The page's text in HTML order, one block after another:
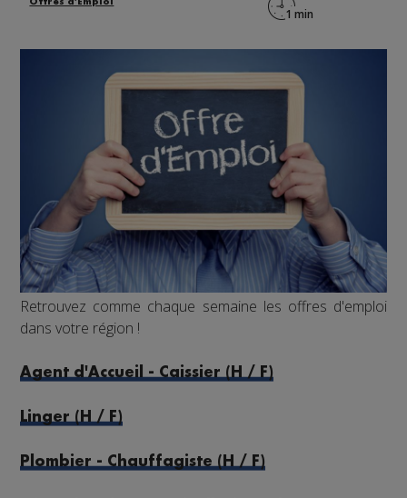
Offres d'Emploi
Retrouvez comme chaque semaine les offres d'emploi
dans votre région !
Agent d'Accueil - Caissier (H / F)
Linger (H / F)
Plombier - Chauffagiste (H / F)